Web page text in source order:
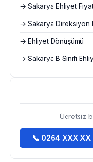
→ Sakarya Ehliyet
→ Sakarya Direksiyon
→ Ehliyet Dönüşümü
→ Sakarya B Sınıfı
Ücretsiz
📞 0264 XXX XX